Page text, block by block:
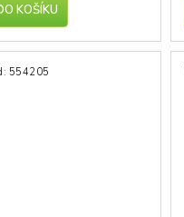
KOŠÍKU
554205